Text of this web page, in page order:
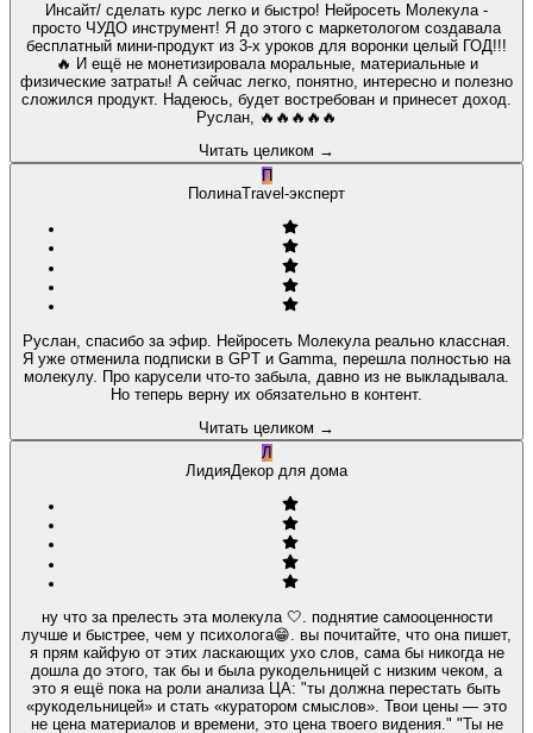
Инсайт/ сделать курс легко и быстро! Нейросеть Молекула -
просто ЧУДО инструмент! Я до этого с маркетологом создавала
бесплатный мини-продукт из 3-х уроков для воронки целый ГОД!!!
🔥 И ещё не монетизировала моральные, материальные и
физические затраты! А сейчас легко, понятно, интересно и полезно
сложился продукт. Надеюсь, будет востребован и принесет доход.
Руслан, 🔥🔥🔥🔥🔥
Читать целиком →
П
ПолинаTravel-эксперт
Руслан, спасибо за эфир. Нейросеть Молекула реально классная.
Я уже отменила подписки в GPT и Gamma, перешла полностью на
молекулу. Про карусели что-то забыла, давно из не выкладывала.
Но теперь верну их обязательно в контент.
Читать целиком →
Л
ЛидияДекор для дома
ну что за прелесть эта молекула 🤍. поднятие самооценности
лучше и быстрее, чем у психолога😁. вы почитайте, что она пишет,
я прям кайфую от этих ласкающих ухо слов, сама бы никогда не
дошла до этого, так бы и была рукодельницей с низким чеком, а
это я ещё пока на роли анализа ЦА: "ты должна перестать быть
«рукодельницей» и стать «куратором смыслов». Твои цены — это
не цена материалов и времени, это цена твоего видения." "Ты не